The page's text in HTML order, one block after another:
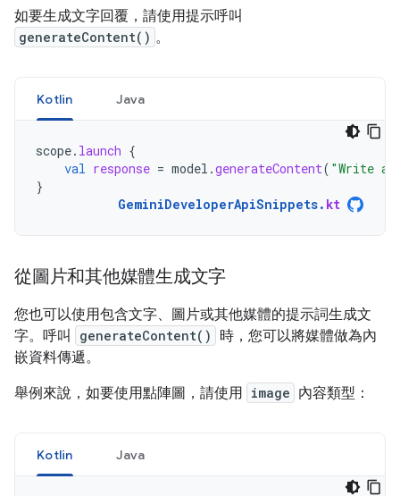
如要生成文字回覆，請使用提示呼叫
generateContent() 。
Kotlin Java
scope. launch {
val response = model .generateContent( "Write a
}
GeminiDeveloperApiSnippets. kt
從圖片和其他媒體生成文字
您也可以使用包含文字、圖片或其他媒體的提示詞生成文
字。呼叫
generateContent()
時，您可以將媒體做為內
嵌資料傳遞。
舉例來說，如要使用點陣圖，請使用 image 內容類型：
Kotlin Java